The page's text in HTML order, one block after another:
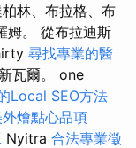
林、布拉格、布
姆。 從布拉迪斯
尋找專業的醫
瓦爾。 one
Local SEO方法
燴點心品項
Nyitra 合法專業徵